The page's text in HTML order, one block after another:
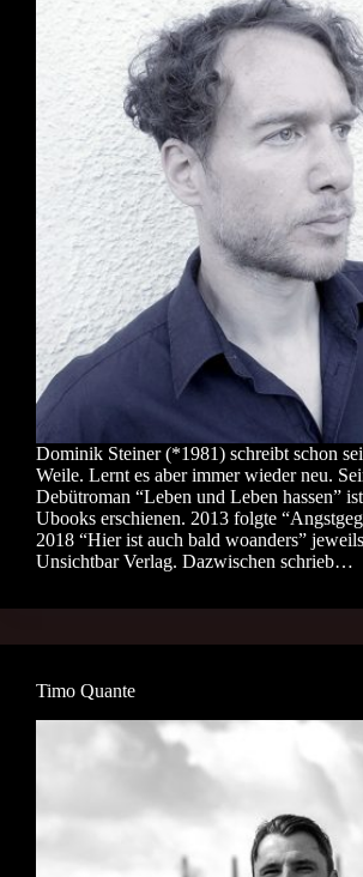
Dominik Steiner (*1981) schreibt schon
Weile. Lernt es aber immer wieder neu.
Debütroman “Leben und Leben hassen”
Ubooks erschienen. 2013 folgte
2018 “Hier ist auch bald woanders”
Unsichtbar Verlag. Dazwischen schrieb…
Timo Quante